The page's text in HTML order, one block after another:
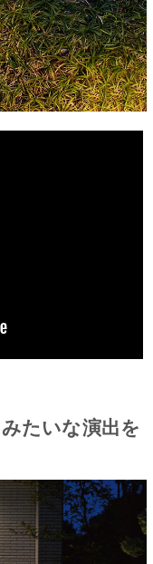
たいな演出を